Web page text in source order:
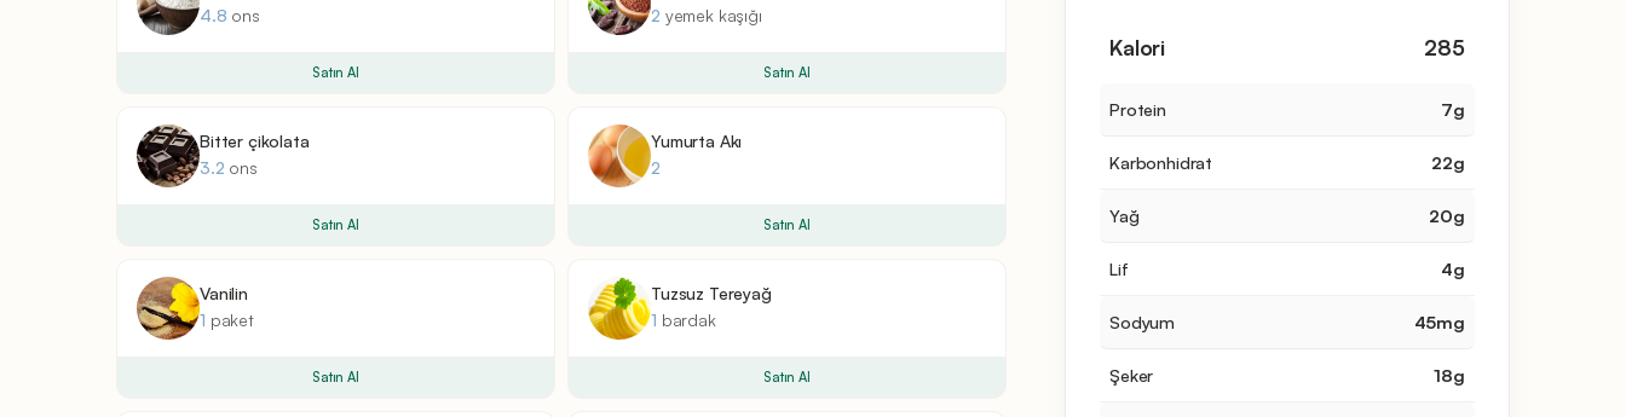
4.8 ons
Satın Al
2 yemek kaşığı
Satın Al
Bitter çikolata
3.2 ons
Satın Al
Yumurta Akı
2
Satın Al
Vanilin
1 paket
Satın Al
Tuzsuz Tereyağ
1 bardak
Satın Al
Kalori 285
Protein 7g
Karbonhidrat 22g
Yağ 20g
Lif 4g
Sodyum 45mg
Şeker 18g